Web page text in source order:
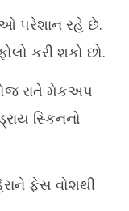
સ્કિન કેરને ફોલો
પરેશાન રહે છે.
કરી શકો છો.
રાતે મેકઅપ
સ્કિનનો
ફેસ વોશથી